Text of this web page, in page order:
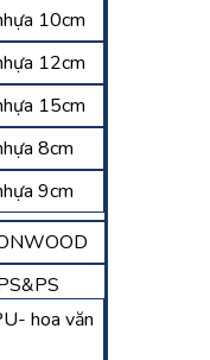
10cm
12cm
15cm
8cm
9cm
hoa văn